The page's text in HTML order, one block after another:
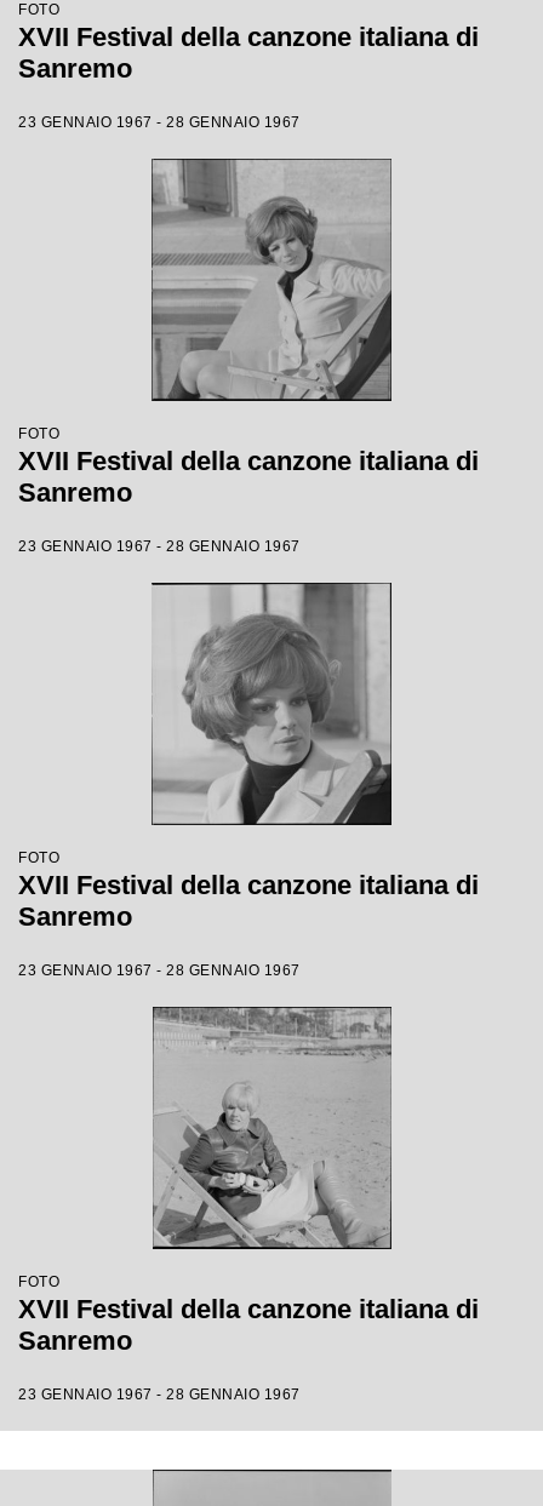
FOTO
XVII Festival della canzone italiana di
Sanremo
23 GENNAIO 1967 - 28 GENNAIO 1967
FOTO
XVII Festival della canzone italiana di
Sanremo
23 GENNAIO 1967 - 28 GENNAIO 1967
FOTO
XVII Festival della canzone italiana di
Sanremo
23 GENNAIO 1967 - 28 GENNAIO 1967
FOTO
XVII Festival della canzone italiana di
Sanremo
23 GENNAIO 1967 - 28 GENNAIO 1967